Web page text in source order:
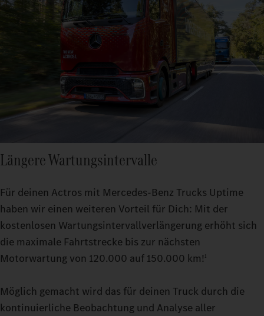
Längere Wartungsintervalle
Für deinen Actros mit Mercedes‑Benz Trucks Uptime
haben wir einen weiteren Vorteil für Dich: Mit der
kostenlosen Wartungsintervallverlängerung erhöht sich
die maximale Fahrtstrecke bis zur nächsten
Motorwartung von 120.000 auf 150.000 km! 1
Möglich gemacht wird das für deinen Truck durch die
kontinuierliche Beobachtung und Analyse aller